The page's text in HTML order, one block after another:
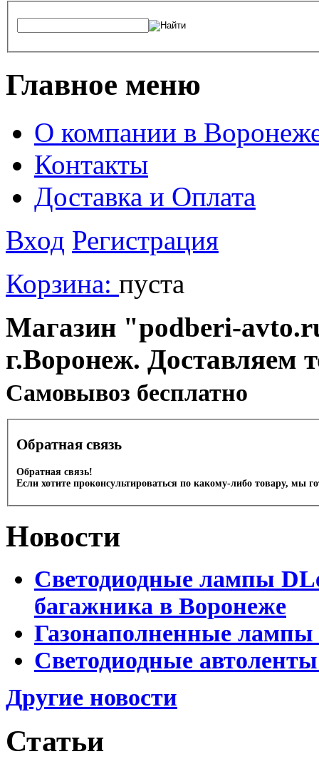
Главное меню
О компании в
Контакты
Доставка и Оплата
Вход Регистрация
Корзина: пуста
Магазин "podberi-
г.Воронеж. Доставляем
Cамовывоз бесплатно
Обратная связь
Обратная связь!
Если хотите проконсультироваться по какому-либо товару, мы
Новости
Светодиодные лампы
багажника в Воронеже
Газонаполненные
Светодиодные
Другие новости
Статьи